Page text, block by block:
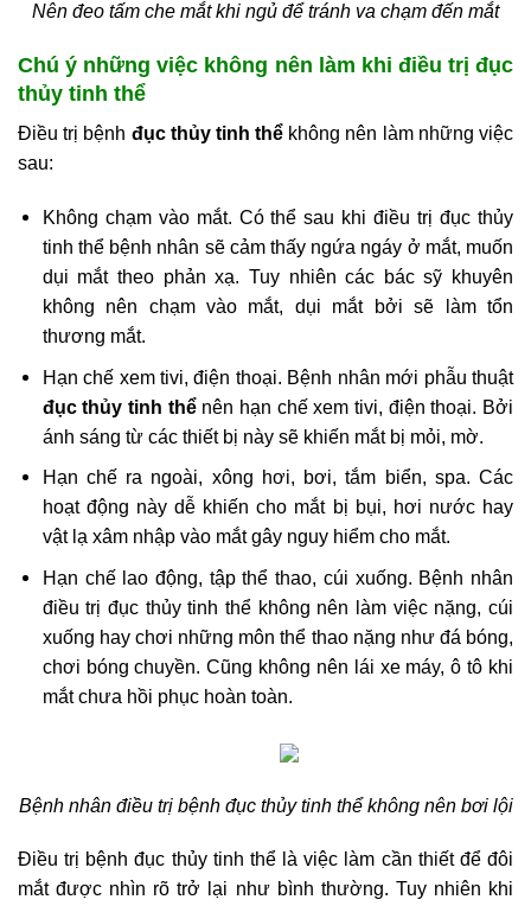
Nên đeo tấm che mắt khi ngủ để tránh va chạm đến mắt
Chú ý những việc không nên làm khi điều trị đục
thủy tinh thể
Điều trị bệnh đục thủy tinh thể không nên làm những việc
sau:
Không chạm vào mắt. Có thể sau khi điều trị đục thủy
tinh thể bệnh nhân sẽ cảm thấy ngứa ngáy ở mắt, muốn
dụi mắt theo phản xạ. Tuy nhiên các bác sỹ khuyên
không nên chạm vào mắt, dụi mắt bởi sẽ làm tổn
thương mắt.
Hạn chế xem tivi, điện thoại. Bệnh nhân mới phẫu thuật
đục thủy tinh thể nên hạn chế xem tivi, điện thoại. Bởi
ánh sáng từ các thiết bị này sẽ khiến mắt bị mỏi, mờ.
Hạn chế ra ngoài, xông hơi, bơi, tắm biển, spa. Các
hoạt động này dễ khiến cho mắt bị bụi, hơi nước hay
vật lạ xâm nhập vào mắt gây nguy hiểm cho mắt.
Hạn chế lao động, tập thể thao, cúi xuống. Bệnh nhân
điều trị đục thủy tinh thể không nên làm việc nặng, cúi
xuống hay chơi những môn thể thao nặng như đá bóng,
chơi bóng chuyền. Cũng không nên lái xe máy, ô tô khi
mắt chưa hồi phục hoàn toàn.
Bệnh nhân điều trị bệnh đục thủy tinh thể không nên bơi lội
Điều trị bệnh đục thủy tinh thể là việc làm cần thiết để đôi
mắt được nhìn rõ trở lại như bình thường. Tuy nhiên khi